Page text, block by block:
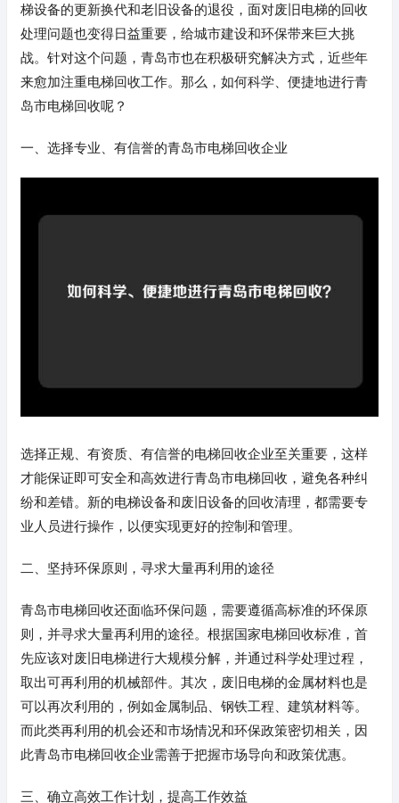
梯设备的更新换代和老旧设备的退役，面对废旧电梯的回收
处理问题也变得日益重要，给城市建设和环保带来巨大挑
战。针对这个问题，青岛市也在积极研究解决方式，近些年
来愈加注重电梯回收工作。那么，如何科学、便捷地进行青
岛市电梯回收呢？
一、选择专业、有信誉的青岛市电梯回收企业
选择正规、有资质、有信誉的电梯回收企业至关重要，这样
才能保证即可安全和高效进行青岛市电梯回收，避免各种纠
纷和差错。新的电梯设备和废旧设备的回收清理，都需要专
业人员进行操作，以便实现更好的控制和管理。
二、坚持环保原则，寻求大量再利用的途径
青岛市电梯回收还面临环保问题，需要遵循高标准的环保原
则，并寻求大量再利用的途径。根据国家电梯回收标准，首
先应该对废旧电梯进行大规模分解，并通过科学处理过程，
取出可再利用的机械部件。其次，废旧电梯的金属材料也是
可以再次利用的，例如金属制品、钢铁工程、建筑材料等。
而此类再利用的机会还和市场情况和环保政策密切相关，因
此青岛市电梯回收企业需善于把握市场导向和政策优惠。
三、确立高效工作计划，提高工作效益